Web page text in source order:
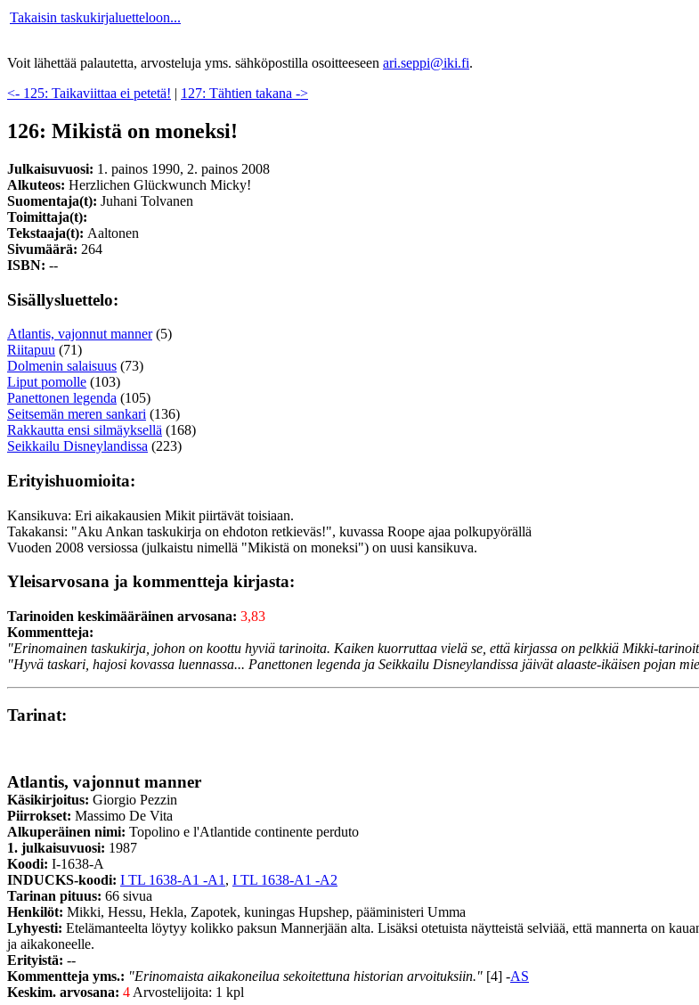
Takaisin taskukirjaluetteloon...
Voit lähettää palautetta, arvosteluja yms. sähköpostilla osoitteeseen ari.seppi@iki.fi.
<- 125: Taikaviittaa ei petetä! | 127: Tähtien takana ->
126: Mikistä on moneksi!
Julkaisuvuosi: 1. painos 1990, 2. painos 2008
Alkuteos: Herzlichen Glückwunch Micky!
Suomentaja(t): Juhani Tolvanen
Toimittaja(t):
Tekstaaja(t): Aaltonen
Sivumäärä: 264
ISBN: --
Sisällysluettelo:
Atlantis, vajonnut manner(5)
Riitapuu (71)
Dolmenin salaisuus (73)
Liput pomolle (103)
Panettonen legenda (105)
Seitsemän meren sankari (136)
Rakkautta ensi silmäyksellä (168)
Seikkailu Disneylandissa (223)
Erityishuomioita:
Kansikuva: Eri aikakausien Mikit piirtävät toisiaan.
Takakansi: "Aku Ankan taskukirja on ehdoton retkieväs!", kuvassa Roope ajaa polkupyörällä
Vuoden 2008 versiossa (julkaistu nimellä "Mikistä on moneksi") on uusi kansikuva.
Yleisarvosana ja kommentteja kirjasta:
Tarinoiden keskimääräinen arvosana: 3,83
Kommentteja:
"Erinomainen taskukirja, johon on koottu hyviä tarinoita. Kaiken kuorruttaa vielä se, että kirjassa on pelkkiä Mikki-
"Hyvä taskari, hajosi kovassa luennassa... Panettonen legenda ja Seikkailu Disneylandissa jäivät alaaste-ikäisen pojan
Tarinat:
Atlantis, vajonnut manner
Käsikirjoitus: Giorgio Pezzin
Piirrokset: Massimo De Vita
Alkuperäinen nimi: Topolino e l'Atlantide continente perduto
1. julkaisuvuosi: 1987
Koodi: I-1638-A
INDUCKS-koodi: I TL 1638-A1 -A1 , I TL 1638-A1 -A2
Tarinan pituus: 66 sivua
Henkilöt: Mikki, Hessu, Hekla, Zapotek, kuningas Hupshep, pääministeri Umma
Lyhyesti: Etelämanteelta löytyy kolikko paksun Mannerjään alta. Lisäksi otetuista näytteistä selviää, että mannerta on
ja aikakoneelle.
Erityistä: --
Kommentteja yms.: "Erinomaista aikakoneilua sekoitettuna historian arvoituksiin." [4] -AS
Keskim. arvosana: 4 Arvostelijoita: 1 kpl